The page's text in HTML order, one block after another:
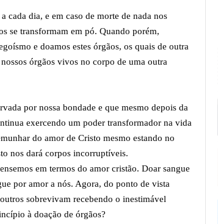
cada dia, e em caso de morte de nada nos
se transformam em pó. Quando porém,
e doamos estes órgãos, os quais de outra
órgãos vivos no corpo de uma outra
por nossa bondade e que mesmo depois da
exercendo um poder transformador na vida
do amor de Cristo mesmo estando no
nos dará corpos incorruptíveis.
em termos do amor cristão. Doar sangue
por amor a nós. Agora, do ponto de vista
sobrevivam recebendo o inestimável
à doação de órgãos?